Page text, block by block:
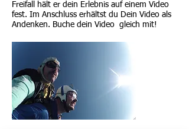
Freifall hält er dein Erlebnis auf einem Video
fest. Im Anschluss erhältst du Dein Video als
Andenken. Buche dein Video gleich mit!